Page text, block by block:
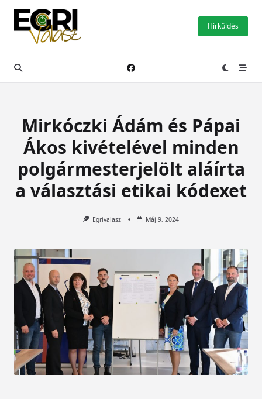
Skip
content
Hírküldés
Mirkóczki Ádám és Pápai
Ákos kivételével minden
polgármesterjelölt aláírta
a választási etikai kódexet
Egrivalasz Máj 9, 2024